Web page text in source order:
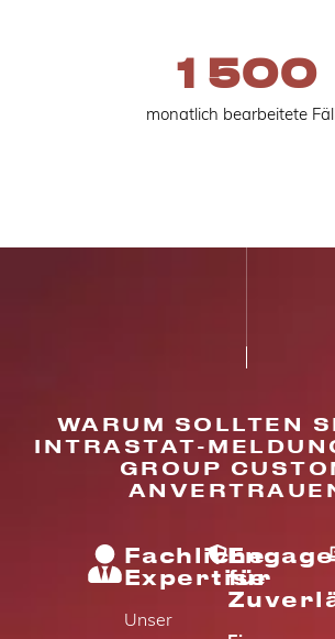
monatlich bearbeitete
1 500
WARUM SOLLTEN
INTRASTAT-
GROUP
Fachliche
Expertise
Unser
für